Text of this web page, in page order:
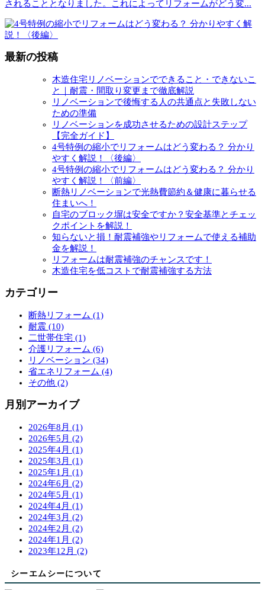
されることとなりました。これによってリフォームがどう変...
最新の投稿
木造住宅リノベーションでできること・できないこ
と｜耐震・間取り変更まで徹底解説
リノベーションで後悔する人の共通点と失敗しない
ための準備
リノベーションを成功させるための設計ステップ
【完全ガイド】
4号特例の縮小でリフォームはどう変わる？ 分かり
やすく解説！〈後編〉
4号特例の縮小でリフォームはどう変わる？ 分かり
やすく解説！〈前編〉
断熱リノベーションで光熱費節約＆健康に暮らせる
住まいへ！
自宅のブロック塀は安全ですか？安全基準とチェッ
クポイントを解説！
知らないと損！耐震補強やリフォームで使える補助
金を解説！
リフォームは耐震補強のチャンスです！
木造住宅を低コストで耐震補強する方法
カテゴリー
断熱リフォーム (1)
耐震 (10)
二世帯住宅 (1)
介護リフォーム (6)
リノベーション (34)
省エネリフォーム (4)
その他 (2)
月別アーカイブ
2026年8月 (1)
2026年5月 (2)
2025年4月 (1)
2025年3月 (1)
2025年1月 (1)
2024年6月 (2)
2024年5月 (1)
2024年4月 (1)
2024年3月 (2)
2024年2月 (2)
2024年1月 (2)
2023年12月 (2)
シーエムシーについて